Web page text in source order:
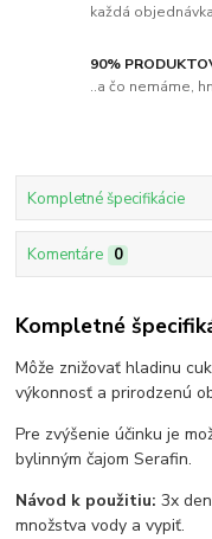
každá
90%
..a čo nemáme,
Kompletné špecifikácie
Komentáre 0
Kompletné
Môže znižovať hladinu
výkonnosť a prirodzenú
Pre zvýšenie účinku je
bylinným čajom Serafin.
Návod k použitiu: 3x
množstva vody a vypiť.